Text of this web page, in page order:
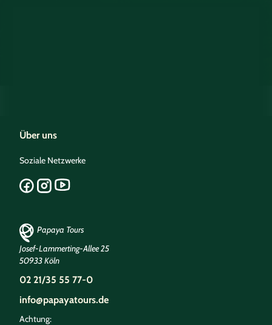
Über uns
Soziale Netzwerke
Papaya Tours
Josef-Lammerting-Allee 25
50933 Köln
02 21/35 55 77-0
info@papayatours.de
Achtung: